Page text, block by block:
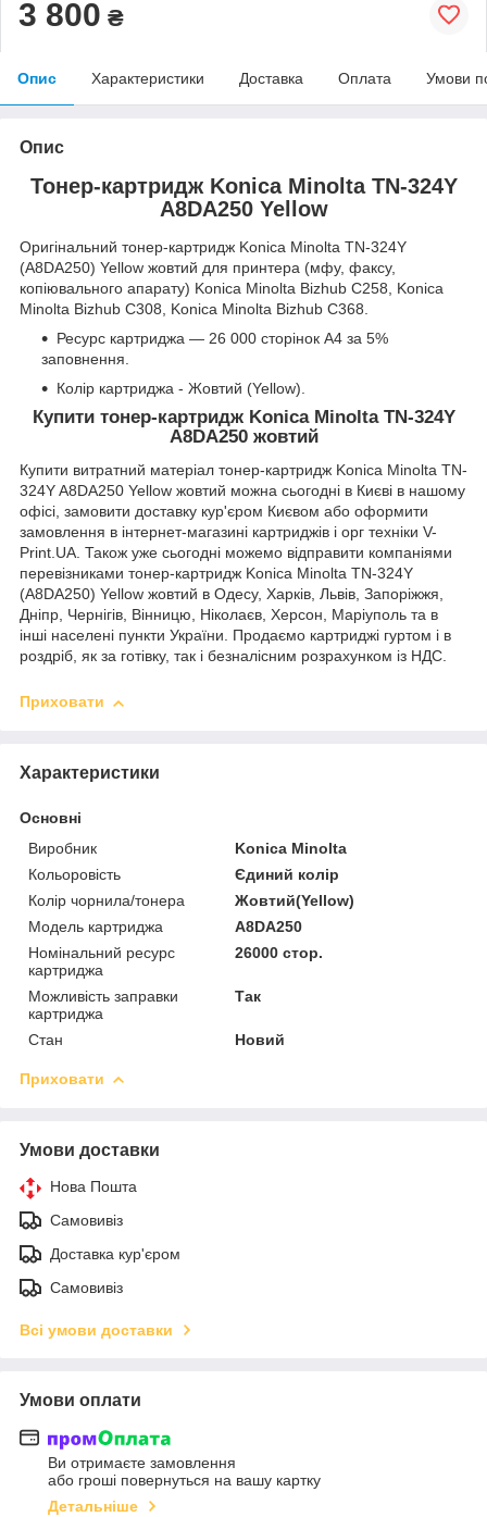
3 800 ₴
Опис Характеристики Доставка Оплата Умови
Опис
Тонер-картридж Konica Minolta TN-324Y
A8DA250 Yellow
Оригінальний тонер-картридж Konica Minolta TN-324Y
(A8DA250) Yellow жовтий для принтера (мфу, факсу,
копіювального апарату) Konica Minolta Bizhub C258, Konica
Minolta Bizhub C308, Konica Minolta Bizhub C368.
Ресурс картриджа — 26 000 сторінок А4 за 5%
заповнення.
Колір картриджа - Жовтий (Yellow).
Купити тонер-картридж Konica Minolta TN-324Y
A8DA250 жовтий
Купити витратний матеріал тонер-картридж Konica Minolta TN-
324Y A8DA250 Yellow жовтий можна сьогодні в Києві в нашому
офісі, замовити доставку кур'єром Києвом або оформити
замовлення в інтернет-магазині картриджів і орг техніки V-
Print.UA. Також уже сьогодні можемо відправити компаніями
перевізниками тонер-картридж Konica Minolta TN-324Y
(A8DA250) Yellow жовтий в Одесу, Харків, Львів, Запоріжжя,
Дніпр, Чернігів, Вінницю, Ніколаєв, Херсон, Маріуполь та в
інші населені пункти України. Продаємо картриджі гуртом і в
роздріб, як за готівку, так і безналісним розрахунком із НДС.
Приховати
Характеристики
Основні
Виробник
Konica Minolta
Кольоровість
Єдиний колір
Колір чорнила/тонера
Жовтий(Yellow)
Модель картриджа
A8DA250
Номінальний ресурс
картриджа
26000 стор.
Можливість заправки
картриджа
Так
Стан Новий
Приховати
Умови доставки
Нова Пошта
Самовивіз
Доставка кур'єром
Самовивіз
Всі умови доставки
Умови оплати
Ви отримаєте замовлення
або гроші повернуться на вашу картку
Детальніше